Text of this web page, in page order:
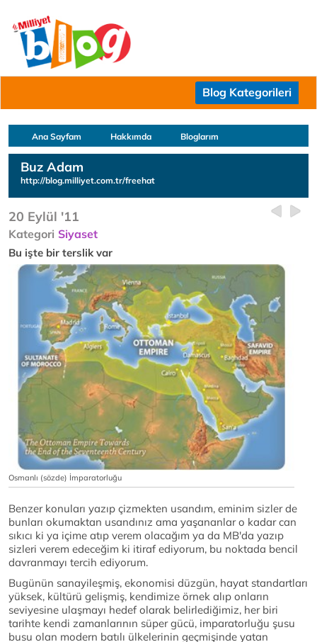
Blog Kategorileri
Ana Sayfam Hakkımda Bloglarım
Buz Adam
http://blog.milliyet.com.tr/freehat
20 Eylül '11
Kategori Siyaset
Bu işte bir terslik var
Osmanlı (sözde) İmparatorluğu
Benzer konuları yazıp çizmekten usandım, eminim sizler de
bunları okumaktan usandınız ama yaşananlar o kadar can
sıkıcı ki ya içime atıp verem olacağım ya da MB'da yazıp
sizleri verem edeceğim ki itiraf ediyorum, bu noktada bencil
davranmayı tercih ediyorum.
Bugünün sanayileşmiş, ekonomisi düzgün, hayat standartları
yüksek, kültürü gelişmiş, kendimize örnek alıp onların
seviyesine ulaşmayı hedef olarak belirlediğimiz, her biri
tarihte kendi zamanlarının süper gücü, imparatorluğu şusu
busu olan modern batılı ülkelerinin geçmişinde yatan